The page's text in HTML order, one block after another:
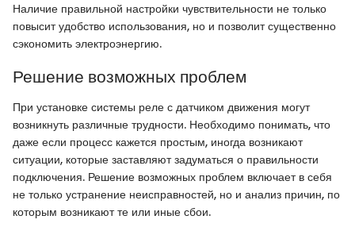
Наличие правильной настройки чувствительности не только
повысит удобство использования, но и позволит существенно
сэкономить электроэнергию.
Решение возможных проблем
При установке системы реле с датчиком движения могут
возникнуть различные трудности. Необходимо понимать, что
даже если процесс кажется простым, иногда возникают
ситуации, которые заставляют задуматься о правильности
подключения. Решение возможных проблем включает в себя
не только устранение неисправностей, но и анализ причин, по
которым возникают те или иные сбои.